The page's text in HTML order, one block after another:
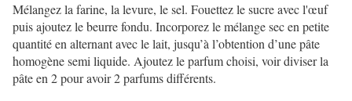
Mélangez la farine, la levure, le sel. Fouettez le sucre avec l'œuf
puis ajoutez le beurre fondu. Incorporez le mélange sec en petite
quantité en alternant avec le lait, jusqu’à l’obtention d’une pâte
homogène semi liquide. Ajoutez le parfum choisi, voir diviser la
pâte en 2 pour avoir 2 parfums différents.